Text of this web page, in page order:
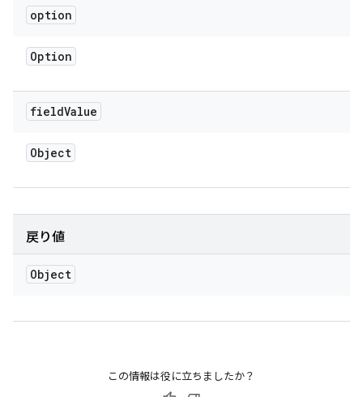
option
Option
fieldValue
Object
戻り値
Object
この情報は役に立ちましたか？